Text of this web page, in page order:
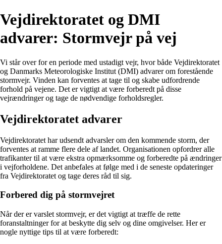
Vejdirektoratet og DMI
advarer: Stormvejr på vej
Vi står over for en periode med ustadigt vejr, hvor både Vejdirektoratet
og Danmarks Meteorologiske Institut (DMI) advarer om forestående
stormvejr. Vinden kan forventes at tage til og skabe udfordrende
forhold på vejene. Det er vigtigt at være forberedt på disse
vejrændringer og tage de nødvendige forholdsregler.
Vejdirektoratet advarer
Vejdirektoratet har udsendt advarsler om den kommende storm, der
forventes at ramme flere dele af landet. Organisationen opfordrer alle
trafikanter til at være ekstra opmærksomme og forberedte på ændringer
i vejforholdene. Det anbefales at følge med i de seneste opdateringer
fra Vejdirektoratet og tage deres råd til sig.
Forbered dig på stormvejret
Når der er varslet stormvejr, er det vigtigt at træffe de rette
foranstaltninger for at beskytte dig selv og dine omgivelser. Her er
nogle nyttige tips til at være forberedt: